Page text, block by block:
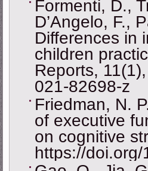
Formenti, D.,
D’Angelo, F.,
Differences in
children
Reports,
021-82698-z
Friedman, N.
of executive
on cognitive
https://